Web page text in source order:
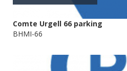
Comte Urgell 66 parking
BHMI-66